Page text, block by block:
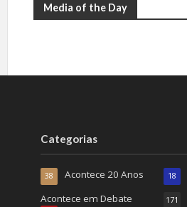
Media of the Day
Categorias
Acontece 20 Anos
38
Acontece em Debate
18
171